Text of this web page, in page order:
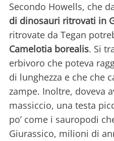
Secondo Howells, che
di dinosauri ritrovati in
ritrovate da Tegan
Camelotia borealis. Si
erbivoro che poteva
di lunghezza e che che
zampe. Inoltre, doveva
massiccio, una testa
po’ come i sauropodi
Giurassico, milioni di